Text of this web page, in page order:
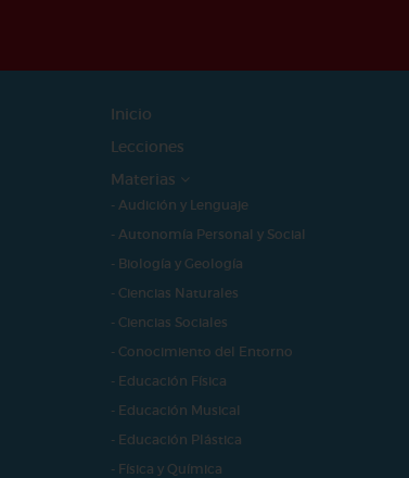
Inicio
Lecciones
Materias
- Audición y Lenguaje
- Autonomía Personal y Social
- Biología y Geología
- Ciencias Naturales
- Ciencias Sociales
- Conocimiento del Entorno
- Educación Física
- Educación Musical
- Educación Plástica
- Física y Química